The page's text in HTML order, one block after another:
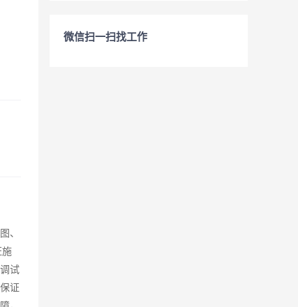
、
施
试
证
微信扫一扫找工作